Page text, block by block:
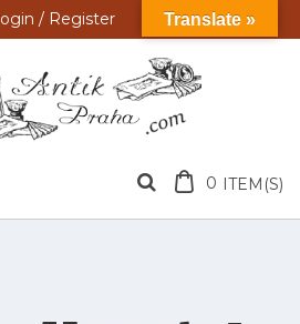
/ Register
0 ITEM(S)
Translate »